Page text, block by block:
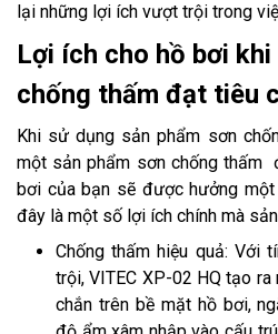
lại những lợi ích vượt trội trong
Lợi ích cho hồ bơi
chống thấm đạt tiêu
Khi sử dụng sản phẩm sơn
một sản phẩm sơn chống thấm
bơi của bạn sẽ được hưởng
đây là một số lợi ích chính mà
Chống thấm hiệu quả: Với
trội, VITEC XP-02 HQ tạo
chắn trên bề mặt hồ bơi,